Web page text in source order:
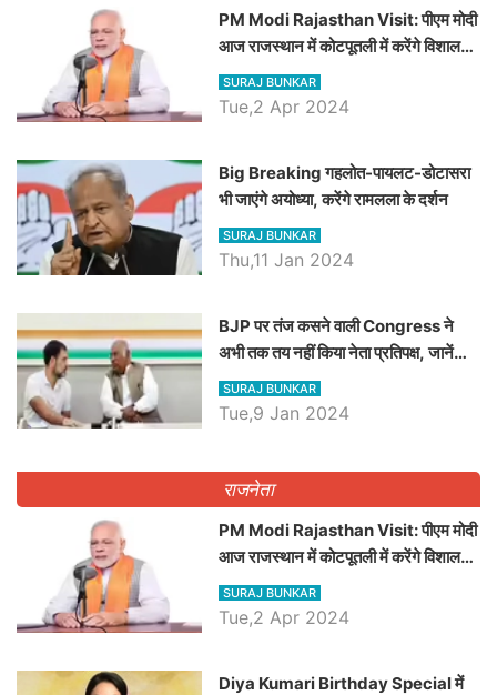
PM Modi Rajasthan Visit: पीएम मोदी
आज राजस्थान में कोटपूतली में करेंगे विशाल
रैली, एक सभा से 8 सीटों पर साधेगें निशाना
SURAJ BUNKAR
Tue,2 Apr 2024
Big Breaking गहलोत-पायलट-डोटासरा
भी जाएंगे अयोध्या, करेंगे रामलला के दर्शन
SURAJ BUNKAR
Thu,11 Jan 2024
BJP पर तंज कसने वाली Congress ने
अभी तक तय नहीं किया नेता प्रतिपक्ष, जानें
कौन होगा दावेदार
SURAJ BUNKAR
Tue,9 Jan 2024
राजनेता
PM Modi Rajasthan Visit: पीएम मोदी
आज राजस्थान में कोटपूतली में करेंगे विशाल
रैली, एक सभा से 8 सीटों पर साधेगें निशाना
SURAJ BUNKAR
Tue,2 Apr 2024
Diya Kumari Birthday Special में